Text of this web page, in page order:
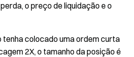
o preço de liquidação e o
tenha colocado uma ordem curta
2X, o tamanho da posição é